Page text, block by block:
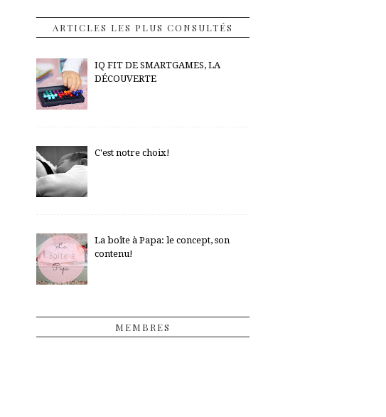
ARTICLES LES PLUS CONSULTÉS
IQ FIT DE SMARTGAMES, LA
DÉCOUVERTE
C'est notre choix!
La boîte à Papa: le concept, son
contenu!
MEMBRES